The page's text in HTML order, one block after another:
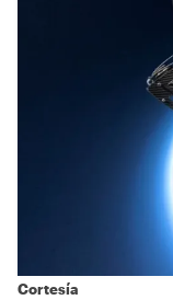
Cortesía